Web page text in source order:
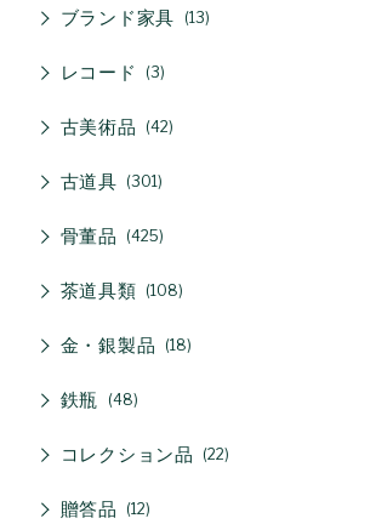
ブランド家具 13
レコード 3
古美術品 42
古道具 301
骨董品 425
茶道具類 108
金・銀製品 18
鉄瓶 48
コレクション品 22
贈答品 12